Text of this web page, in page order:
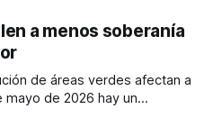
a menos soberanía
de áreas verdes afectan a
mayo de 2026 hay un